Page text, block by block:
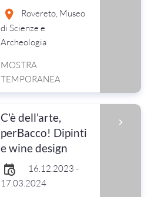
Rovereto, Museo
di Scienze e
Archeologia
MOSTRA
TEMPORANEA
C'è dell'arte,
perBacco! Dipinti
e wine design
16.12.2023 -
17.03.2024